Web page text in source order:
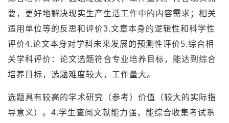
要，更好地解决现实生产生活工作中的内容需求；相关
适用单位等的反思和评价3.文章本身的逻辑性和科学性
评价4.论文本身对学科未来发展的预测性评价5.综合相
关学科评价：论文选题符合专业培养目标，能达到综合
培养目标，选题难度较大，工作量大。
选题具有较高的学术研究（参考）价值（较大的实际指
导意义）。4.学生查阅文献能力强，能综合收集考试系